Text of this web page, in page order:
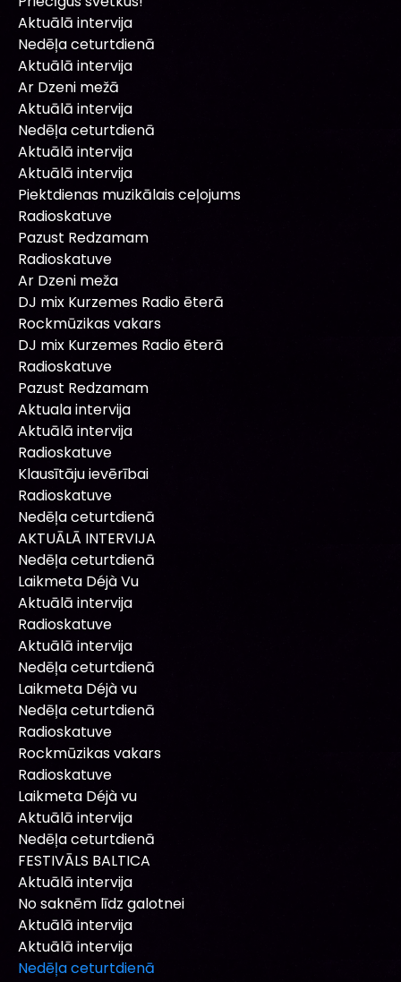
Aktuālā intervija
Nedēļa ceturtdienā
Aktuālā intervija
Ar Dzeni mežā
Aktuālā intervija
Nedēļa ceturtdienā
Aktuālā intervija
Aktuālā intervija
Piektdienas muzikālais ceļojums
Radioskatuve
Pazust Redzamam
Radioskatuve
Ar Dzeni meža
DJ mix Kurzemes Radio ēterā
Rockmūzikas vakars
DJ mix Kurzemes Radio ēterā
Radioskatuve
Pazust Redzamam
Aktuala intervija
Aktuālā intervija
Radioskatuve
Klausītāju ievērībai
Radioskatuve
Nedēļa ceturtdienā
AKTUĀLĀ INTERVIJA
Nedēļa ceturtdienā
Laikmeta Déjà Vu
Aktuālā intervija
Radioskatuve
Aktuālā intervija
Nedēļa ceturtdienā
Laikmeta Déjà vu
Nedēļa ceturtdienā
Radioskatuve
Rockmūzikas vakars
Radioskatuve
Laikmeta Déjà vu
Aktuālā intervija
Nedēļa ceturtdienā
FESTIVĀLS BALTICA
Aktuālā intervija
No saknēm līdz galotnei
Aktuālā intervija
Aktuālā intervija
Nedēļa ceturtdienā